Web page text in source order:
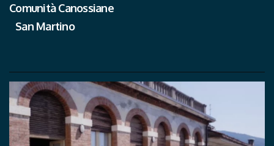
Comunità Canossiane
San Martino